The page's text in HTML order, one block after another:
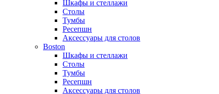
Шкафы и стеллажи
Столы
Тумбы
Ресепшн
Аксессуары для столов
Boston
Шкафы и стеллажи
Столы
Тумбы
Ресепшн
Аксессуары для столов